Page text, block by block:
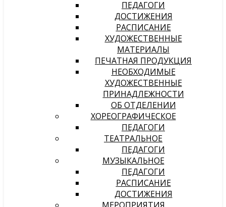
ПЕДАГОГИ
ДОСТИЖЕНИЯ
РАСПИСАНИЕ
ХУДОЖЕСТВЕННЫЕ
МАТЕРИАЛЫ
ПЕЧАТНАЯ ПРОДУКЦИЯ
НЕОБХОДИМЫЕ
ХУДОЖЕСТВЕННЫЕ
ПРИНАДЛЕЖНОСТИ
ОБ ОТДЕЛЕНИИ
ХОРЕОГРАФИЧЕСКОЕ
ПЕДАГОГИ
ТЕАТРАЛЬНОЕ
ПЕДАГОГИ
МУЗЫКАЛЬНОЕ
ПЕДАГОГИ
РАСПИСАНИЕ
ДОСТИЖЕНИЯ